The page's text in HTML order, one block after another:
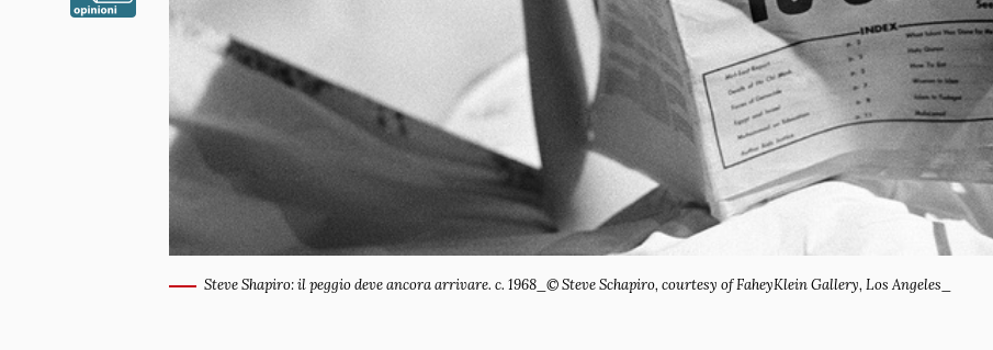
Steve Shapiro: il peggio deve ancora arrivare. c. 1968_© Steve Schapiro, courtesy of FaheyKlein Gallery, Los Angeles_